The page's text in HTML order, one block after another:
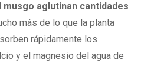
aglutinan cantidades
más de lo que la planta
rápidamente los
y el magnesio del agua de